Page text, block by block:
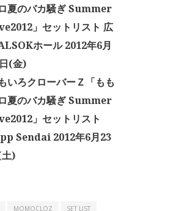
夏のバカ騒ぎ Summer
」セットリスト 広
ホール 2012年6月
(金)
いろクローバーＺ「もも
夏のバカ騒ぎ Summer
」セットリスト
Sendai 2012年6月23
)
MOMOCLOZ SET LIST